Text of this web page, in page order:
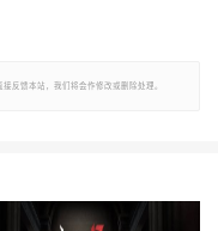
反馈本站，我们将会作修改或删除处理。